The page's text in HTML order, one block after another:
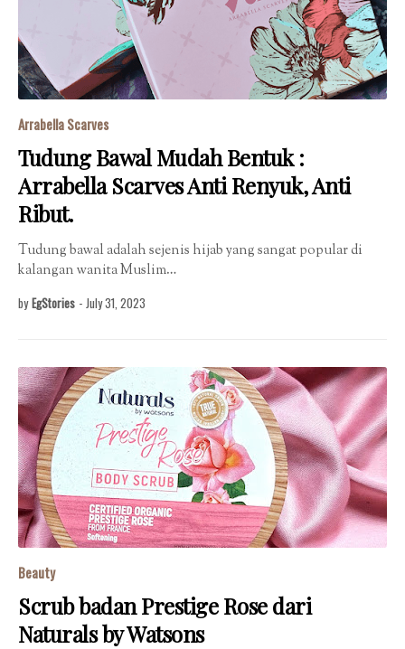
Arrabella Scarves
Tudung Bawal Mudah Bentuk :
Arrabella Scarves Anti Renyuk, Anti
Ribut.
Tudung bawal adalah sejenis hijab yang sangat popular di
kalangan wanita Muslim…
by EgStories - July 31, 2023
Beauty
Scrub badan Prestige Rose dari
Naturals by Watsons